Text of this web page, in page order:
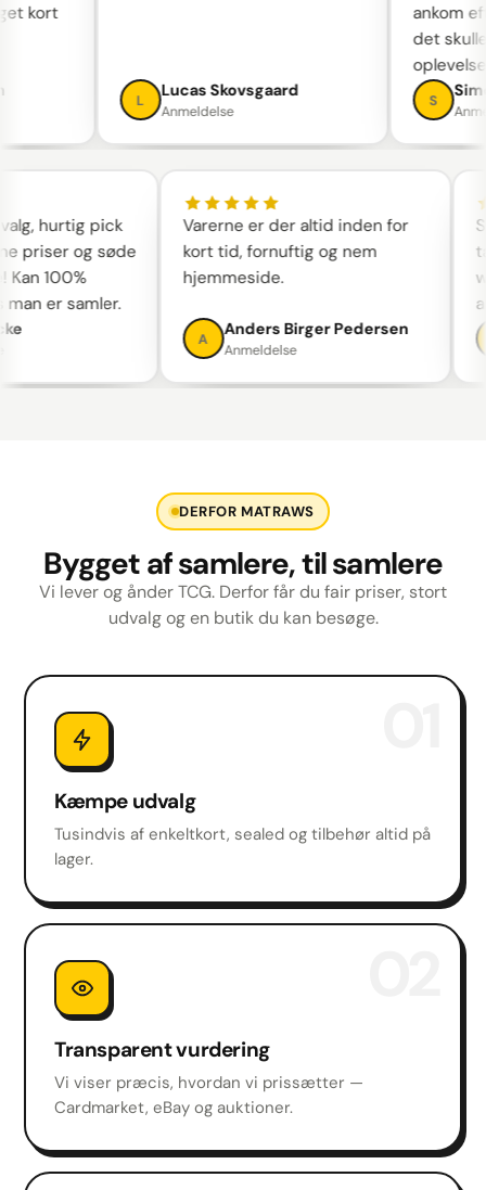
kort
Lucas Skovsgaard
Anmeldelse
ankom
det
hurtig pick
priser og søde
100%
er samler.
Varerne er der altid inden for
kort tid, fornuftig og nem
hjemmeside.
A
Anders Birger Pedersen
Anmeldelse
DERFOR MATRAWS
Bygget af samlere, til samlere
Vi lever og ånder TCG. Derfor får du fair priser, stort
udvalg og en butik du kan besøge.
Kæmpe udvalg
Tusindvis af enkeltkort, sealed og tilbehør altid på
lager.
Transparent vurdering
Vi viser præcis, hvordan vi prissætter —
Cardmarket, eBay og auktioner.